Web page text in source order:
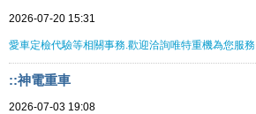
2026-07-20 15:31
愛車定檢代驗等相關事務.歡迎洽詢唯特重機為您服務
::神電重車
2026-07-03 19:08